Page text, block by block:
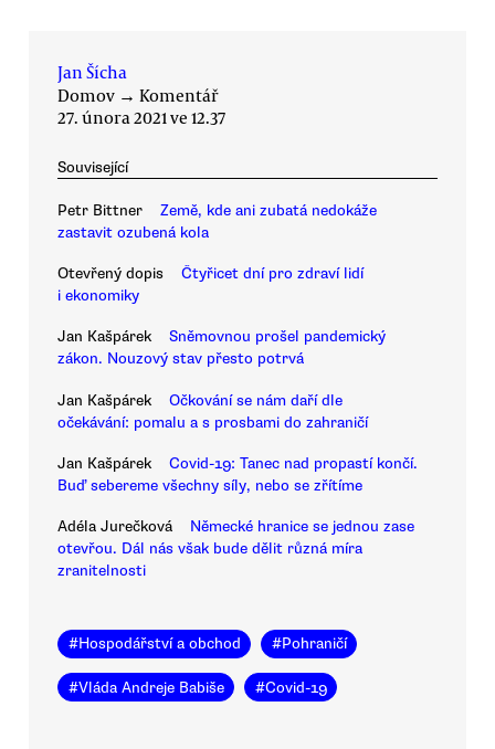
Jan Šícha
Domov → Komentář
27. února 2021 ve 12.37
Související
Petr Bittner
Země, kde ani zubatá nedokáže
zastavit ozubená kola
Otevřený dopis
Čtyřicet dní pro zdraví lidí
i ekonomiky
Jan Kašpárek
Sněmovnou prošel pandemický
zákon. Nouzový stav přesto potrvá
Jan Kašpárek
Očkování se nám daří dle
očekávání: pomalu a s prosbami do zahraničí
Jan Kašpárek
Covid-19: Tanec nad propastí končí.
Buď sebereme všechny síly, nebo se zřítíme
Adéla Jurečková
Německé hranice se jednou zase
otevřou. Dál nás však bude dělit různá míra
zranitelnosti
#Hospodářství a obchod #Pohraničí
#Vláda Andreje Babiše #Covid-19